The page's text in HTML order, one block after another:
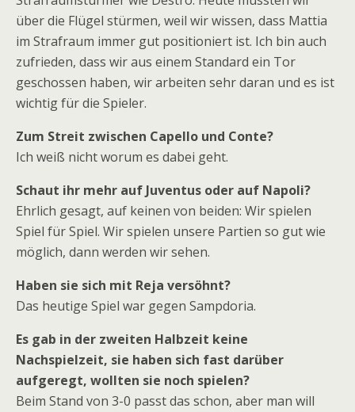
über die Flügel stürmen, weil wir wissen, dass Mattia
im Strafraum immer gut positioniert ist. Ich bin auch
zufrieden, dass wir aus einem Standard ein Tor
geschossen haben, wir arbeiten sehr daran und es ist
wichtig für die Spieler.
Zum Streit zwischen Capello und Conte?
Ich weiß nicht worum es dabei geht.
Schaut ihr mehr auf Juventus oder auf Napoli?
Ehrlich gesagt, auf keinen von beiden: Wir spielen
Spiel für Spiel. Wir spielen unsere Partien so gut wie
möglich, dann werden wir sehen.
Haben sie sich mit Reja versöhnt?
Das heutige Spiel war gegen Sampdoria.
Es gab in der zweiten Halbzeit keine
Nachspielzeit, sie haben sich fast darüber
aufgeregt, wollten sie noch spielen?
Beim Stand von 3-0 passt das schon, aber man will